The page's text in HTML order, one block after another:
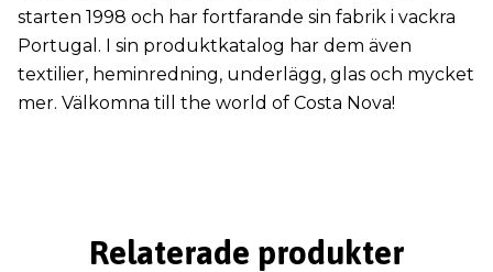
starten 1998 och har fortfarande sin fabrik i vackra
Portugal. I sin produktkatalog har dem även
textilier, heminredning, underlägg, glas och mycket
mer. Välkomna till the world of Costa Nova!
Relaterade produkter